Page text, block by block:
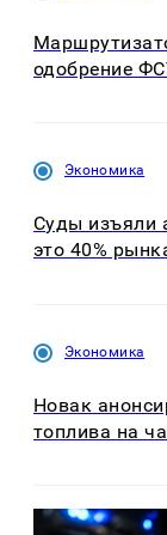
одобрение
Экономика
Суды изъяли
это 40%
Экономика
Новак
топлива на